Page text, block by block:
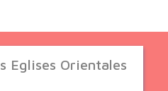
Eglises Orientales